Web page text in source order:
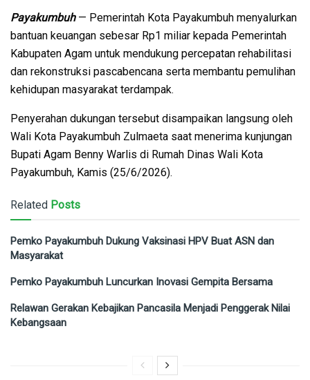
Payakumbuh— Pemerintah Kota Payakumbuh menyalurkan
bantuan keuangan sebesar Rp1 miliar kepada Pemerintah
Kabupaten Agam untuk mendukung percepatan rehabilitasi
dan rekonstruksi pascabencana serta membantu pemulihan
kehidupan masyarakat terdampak.
Penyerahan dukungan tersebut disampaikan langsung oleh
Wali Kota Payakumbuh Zulmaeta saat menerima kunjungan
Bupati Agam Benny Warlis di Rumah Dinas Wali Kota
Payakumbuh, Kamis (25/6/2026).
Related Posts
Pemko Payakumbuh Dukung Vaksinasi HPV Buat ASN dan
Masyarakat
Pemko Payakumbuh Luncurkan Inovasi Gempita Bersama
Relawan Gerakan Kebajikan Pancasila Menjadi Penggerak Nilai
Kebangsaan